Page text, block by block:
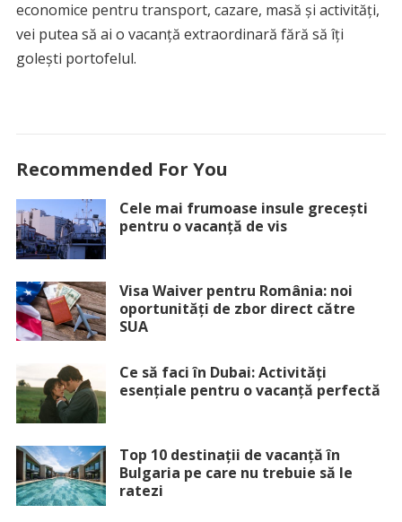
economice pentru transport, cazare, masă și activități,
vei putea să ai o vacanță extraordinară fără să îți
golești portofelul.
Recommended For You
Cele mai frumoase insule grecești
pentru o vacanță de vis
Visa Waiver pentru România: noi
oportunități de zbor direct către
SUA
Ce să faci în Dubai: Activități
esențiale pentru o vacanță perfectă
Top 10 destinații de vacanță în
Bulgaria pe care nu trebuie să le
ratezi